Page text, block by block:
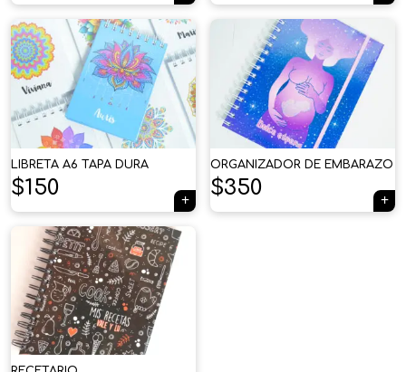
LIBRETA A6 TAPA DURA
$150
ORGANIZADOR DE EMBARAZO
$350